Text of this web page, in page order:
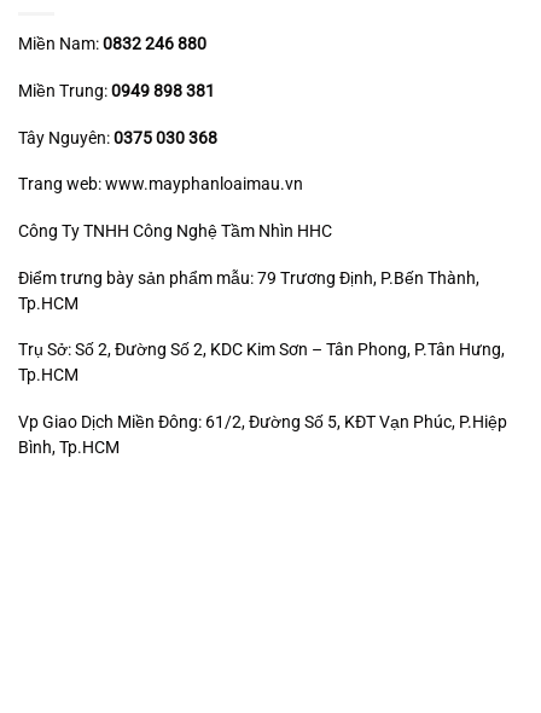
Miền Nam:0832 246 880
Miền Trung:0949 898 381
Tây Nguyên:0375 030 368
Trang web: www.mayphanloaimau.vn
Công Ty TNHH Công Nghệ Tầm Nhìn HHC
Điểm trưng bày sản phẩm mẫu: 79 Trương Định, P.Bến Thành,
Tp.HCM
Trụ Sở: Số 2, Đường Số 2, KDC Kim Sơn – Tân Phong, P.Tân Hưng,
Tp.HCM
Vp Giao Dịch Miền Đông: 61/2, Đường Số 5, KĐT Vạn Phúc, P.Hiệp
Bình, Tp.HCM